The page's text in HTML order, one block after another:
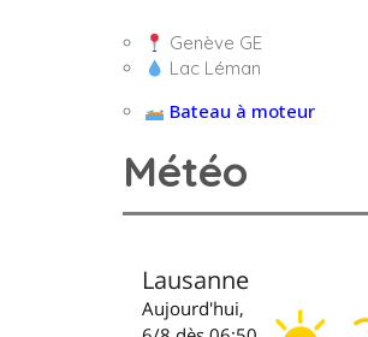
Genève GE
Lac Léman
Bateau à moteur
Météo